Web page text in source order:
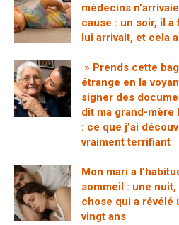
médecins
cause : un soir, il
lui arrivait, et cela
» Prends cette
étrange en la
signer des
dit ma grand-mère
: ce que j’ai
vraiment terrifiant
Mon mari a
sommeil : une
chose qui a révélé
vingt ans